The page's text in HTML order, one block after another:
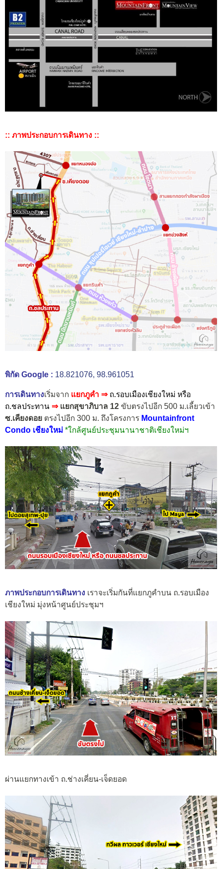
:: ภาพประกอบการเดินทาง ::
พิกัด Google : 18.821076, 98.961051
การเดินทางเริ่มจาก แยกภูคำ ⇒ ถ.รอบเมืองเชียงใหม่ หรือ
ถ.ชลประทาน ⇒ แยกสุขาภิบาล 12 ขับตรงไปอีก 500 ม.เลี้ยวเข้า
ซ.เคียงดอย ตรงไปอีก 300 ม. ถึงโครงการ Mountainfront
Condo เชียงใหม่ *ใกล้ศูนย์ประชุมนานาชาติเชียงใหม่ฯ
ภาพประกอบการเดินทาง เราจะเริ่มกันที่แยกภูคำบน ถ.รอบเมือง
เชียงใหม่ มุ่งหน้าศูนย์ประชุมฯ
ผ่านแยกทางเข้า ถ.ช่างเคี่ยน-เจ็ดยอด